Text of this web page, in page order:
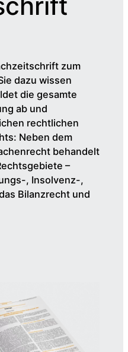
zum
dazu wissen
die gesamte
ab und
rechtlichen
Neben dem
behandelt
–
, Insolvenz-,
Bilanzrecht und